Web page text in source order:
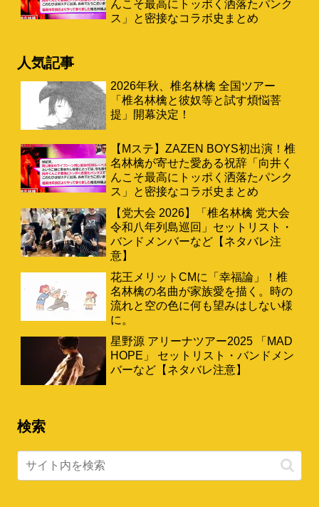
んこそ最高にトッポく洒落たパンク
ス」と密接なコラボ史まとめ
人気記事
2026年秋、椎名林檎 全国ツアー
「椎名林檎と彼奴等と試す煩悩菩
提」開幕決定！
【Mステ】ZAZEN BOYS初出演！椎
名林檎が寄せた愛ある祝辞「向井く
んこそ最高にトッポく洒落たパンク
ス」と密接なコラボ史まとめ
【党大会 2026】「椎名林檎 党大会
令和八年列島巡回」セットリスト・
バンドメンバーなど【ネタバレ注
意】
花王メリットCMに「幸福論」！椎
名林檎の名曲が家族愛を描く。時の
流れと空の色に何も望みはしない様
に。
星野源 アリーナツアー2025 「MAD
HOPE」 セットリスト・バンドメン
バーなど【ネタバレ注意】
検索